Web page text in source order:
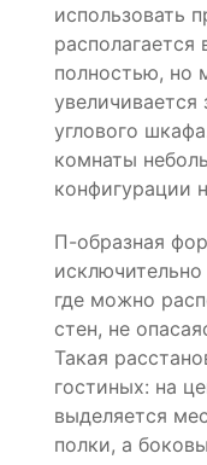
использовать
располагается
полностью, но
увеличивается
углового
комнаты
конфигурации
П-образная
где можно
стен, не
Такая
гостиных: на
выделяется
полки, а